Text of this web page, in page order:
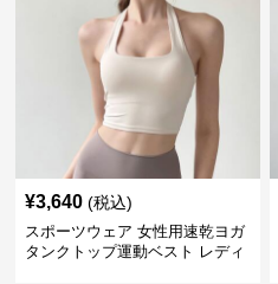
¥3,640 (税込)
スポーツウェア 女性用速乾ヨガ
タンクトップ運動ベスト レディ